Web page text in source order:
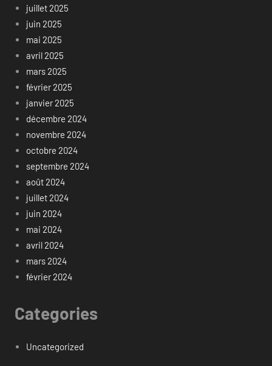
juillet 2025
juin 2025
mai 2025
avril 2025
mars 2025
février 2025
janvier 2025
décembre 2024
novembre 2024
octobre 2024
septembre 2024
août 2024
juillet 2024
juin 2024
mai 2024
avril 2024
mars 2024
février 2024
Categories
Uncategorized